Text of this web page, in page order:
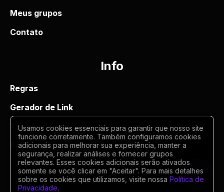
Meus grupos
Contato
Info
Regras
Gerador de Link
Termos de uso
Politica de privacidade
Usamos cookies essenciais para garantir que nosso site
funcione corretamente. Também configuramos cookies
adicionais para melhorar sua experiência, manter a
segurança, realizar análises e fornecer grupos
relevantes. Esses cookies adicionais serão ativados
somente se você clicar em "Aceitar". Para mais detalhes
sobre os cookies que utilizamos, visite nossa Política de
Privacidade.